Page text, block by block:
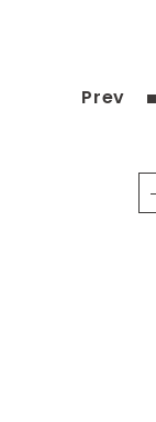
Prev